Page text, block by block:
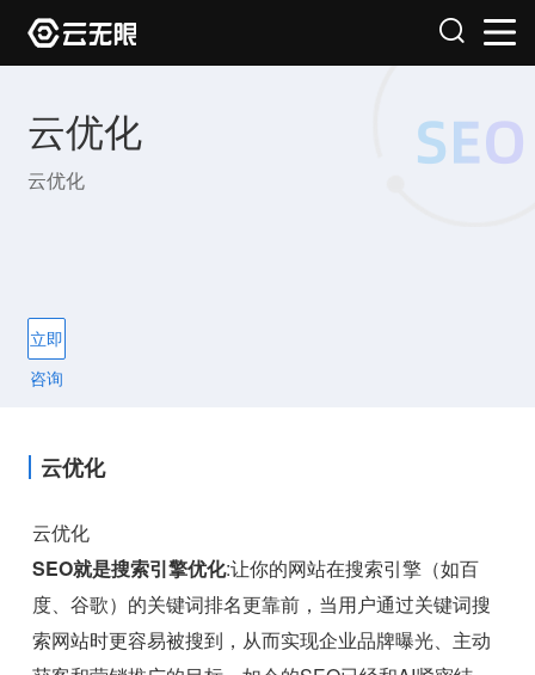
云优化
云优化
立即
咨询
云优化
云优化
SEO就是搜索引擎优化:让你的网站在搜索引擎（如百
度、谷歌）的关键词排名更靠前，当用户通过关键词搜
索网站时更容易被搜到，从而实现企业品牌曝光、主动